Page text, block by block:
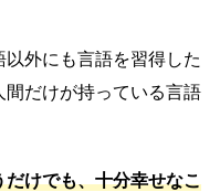
外にも言語を習得した
だけが持っている言語
けでも、十分幸せなこ